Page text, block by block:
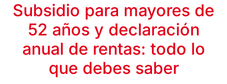
Subsidio para mayores de
52 años y declaración
anual de rentas: todo lo
que debes saber